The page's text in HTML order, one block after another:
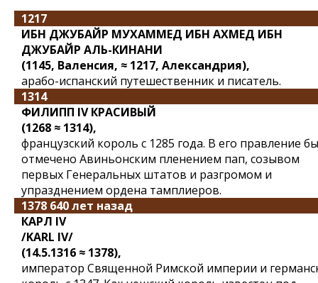
1217
ИБН ДЖУБАЙР МУХАММЕД ИБН АХМЕД ИБН
ДЖУБАЙР АЛЬ-КИНАНИ
(1145, Валенсия, ≈ 1217, Александрия),
арабо-испанский путешественник и писатель.
1314
ФИЛИПП IV КРАСИВЫЙ
(1268 ≈ 1314),
французский король с 1285 года. В его правление
отмечено Авиньонским пленением пап, созывом
первых Генеральных штатов и разгромом и
упразднением ордена тамплиеров.
1378 640 лет назад
КАРЛ IV
/KARL IV/
(14.5.1316 ≈ 1378),
император Священной Римской империи и